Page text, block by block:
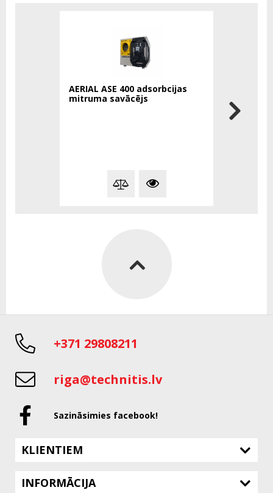
AERIAL ASE 400 adsorbcijas
mitruma savācējs
+371 29808211
riga@technitis.lv
Sazināsimies facebook!
KLIENTIEM
INFORMĀCIJA